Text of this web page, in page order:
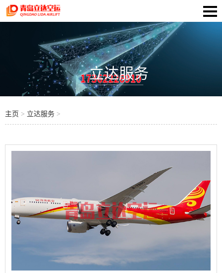
立达服务
主页 > 立达服务 >